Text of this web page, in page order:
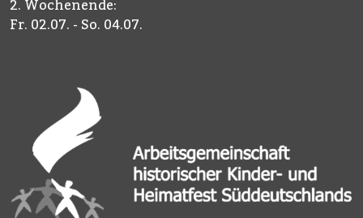
2. Wochenende:
Fr. 02.07. - So. 04.07.